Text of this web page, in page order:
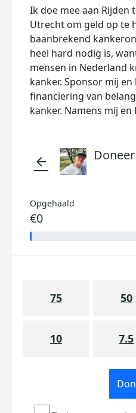
Ik doe mee aan Rijden
Utrecht om geld op te
baanbrekend
heel hard nodig is,
mensen in Nederland
kanker. Sponsor mij en
financiering van
kanker. Namens mij en
arrow_back
Opgehaald
€0
75 50
10 7.5